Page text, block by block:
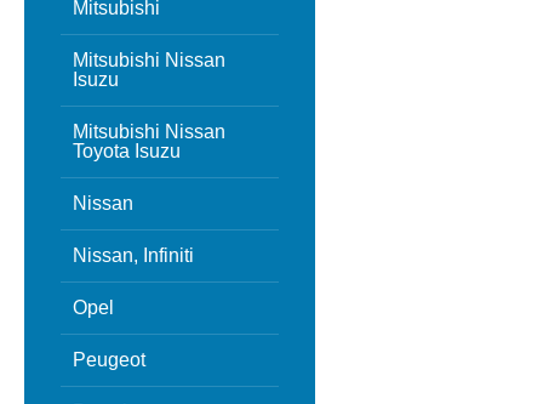
Mitsubishi
Mitsubishi Nissan
Isuzu
Mitsubishi Nissan
Toyota Isuzu
Nissan
Nissan, Infiniti
Opel
Peugeot